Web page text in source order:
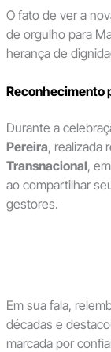
O fato de ver a
de orgulho para
herança de
Reconhecimento
Durante a
Pereira, realizada
Transnacional,
ao compartilhar
gestores.
Em sua fala,
décadas e
marcada por